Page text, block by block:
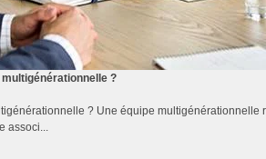
?
? Une équipe
associ...